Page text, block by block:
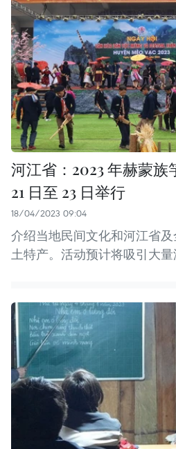
河江省：2023 年赫蒙族
21 日至 23 日举行
18/04/2023 09:04
介绍当地民间文化和河江省
土特产。活动预计将吸引大量